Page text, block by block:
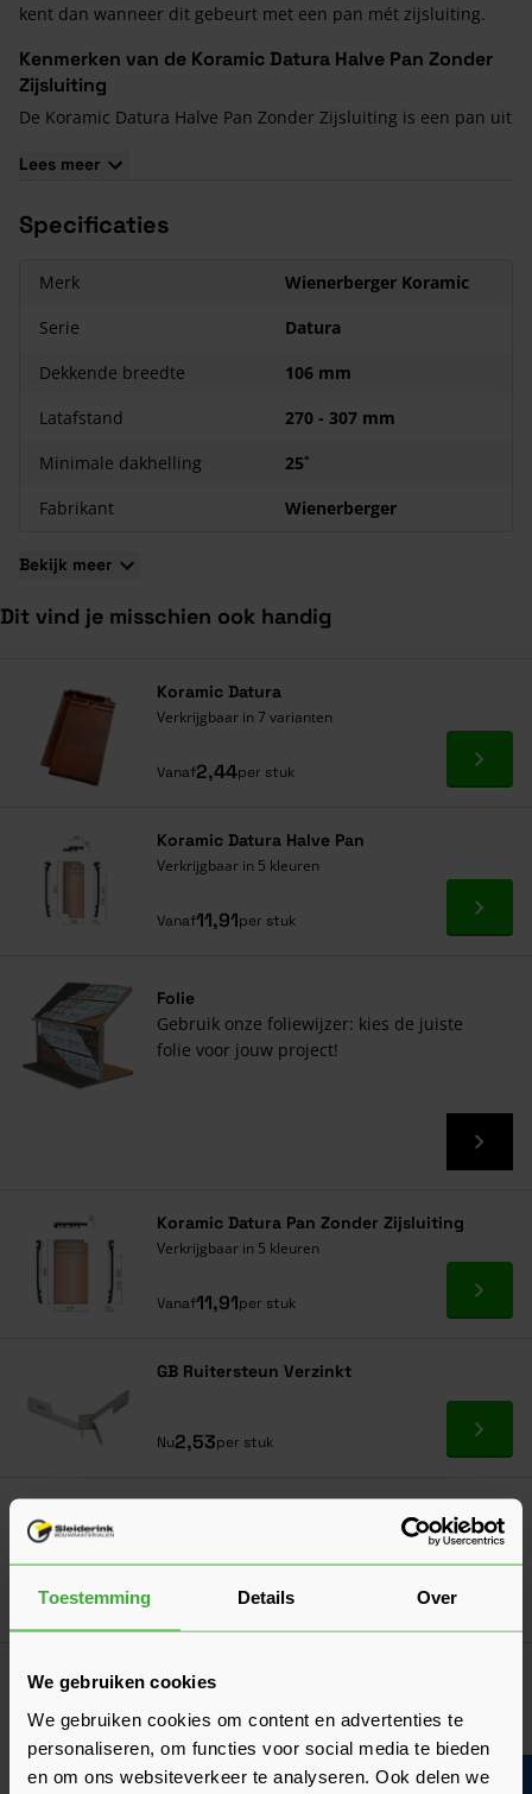
Toestemming Details Over
We gebruiken cookies
We gebruiken cookies om content en advertenties te
personaliseren, om functies voor social media te bieden
en om ons websiteverkeer te analyseren. Ook delen we
kent dan wanneer dit gebeurt met een pan mét zijsluiting.
Kenmerken van de Koramic Datura Halve Pan Zonder
Zijsluiting
De Koramic Datura Halve Pan Zonder Zijsluiting is een pan uit
eenvoudig lijnenspel
Koramic Datura dakpannen zijn voorzien van het
milieuvriendelijke producten produceert.
Lees meer
Specificaties
Merk
Wienerberger Koramic
Serie
Datura
Dekkende breedte
106 mm
Latafstand
270 - 307 mm
Minimale dakhelling
25˚
Fabrikant
Wienerberger
Bekijk meer
Dit vind je misschien ook handig
Koramic Datura
Verkrijgbaar in 7 varianten
Vanaf2,44per stuk Ga
Koramic Datura Halve Pan
Verkrijgbaar in 5 kleuren
Vanaf11,91per stuk Ga
Folie
Gebruik onze foliewijzer: kies de juiste
folie voor jouw project!
Koramic Datura Pan Zonder Zijsluiting
Verkrijgbaar in 5 kleuren
Vanaf11,91per stuk Ga
GB Ruitersteun Verzinkt
Nu2,53per stuk Ga
Airtec Combiprofiel 1000 x 125 mm - zwart
In